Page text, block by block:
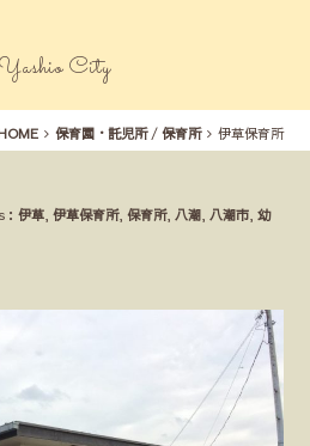
City
保育園・託児所/ 保育所 伊草保育所
：伊草 ,伊草保育所,保育所, 八潮 八潮市 ,幼